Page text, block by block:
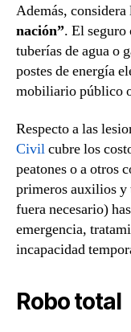
Además, considera
nación”. El
tuberías de agua o
postes de energía
mobiliario público
Respecto a las
Civilcubre los
peatones o a otros
primeros auxilios y
fuera necesario)
emergencia,
incapacidad
Robo total